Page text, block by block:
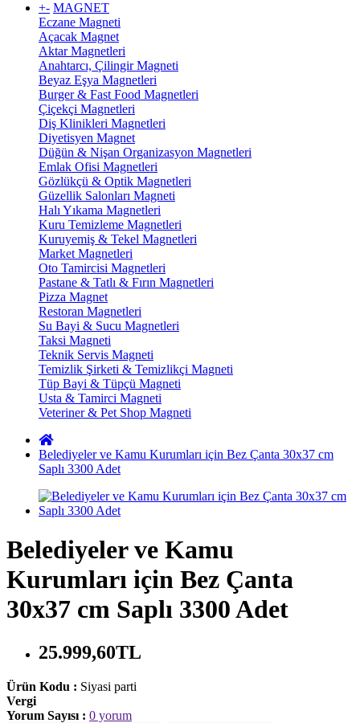
+- MAGNET
Eczane Magneti
Açacak Magnet
Aktar Magnetleri
Anahtarcı, Çilingir Magneti
Beyaz Eşya Magnetleri
Burger & Fast Food Magnetleri
Çiçekçi Magnetleri
Diş Klinikleri Magnetleri
Diyetisyen Magnet
Düğün & Nişan Organizasyon Magnetleri
Emlak Ofisi Magnetleri
Gözlükçü & Optik Magnetleri
Güzellik Salonları Magneti
Halı Yıkama Magnetleri
Kuru Temizleme Magnetleri
Kuruyemiş & Tekel Magnetleri
Market Magnetleri
Oto Tamircisi Magnetleri
Pastane & Tatlı & Fırın Magnetleri
Pizza Magnet
Restoran Magnetleri
Su Bayi & Sucu Magnetleri
Taksi Magneti
Teknik Servis Magneti
Temizlik Şirketi & Temizlikçi Magneti
Tüp Bayi & Tüpçü Magneti
Usta & Tamirci Magneti
Veteriner & Pet Shop Magneti
Belediyeler ve Kamu Kurumları için Bez Çanta 30x37 cm
Saplı 3300 Adet
Belediyeler ve Kamu
Kurumları için Bez Çanta
30x37 cm Saplı 3300 Adet
25.999,60TL
Ürün Kodu : Siyasi parti
Vergi
Yorum Sayısı : 0 yorum